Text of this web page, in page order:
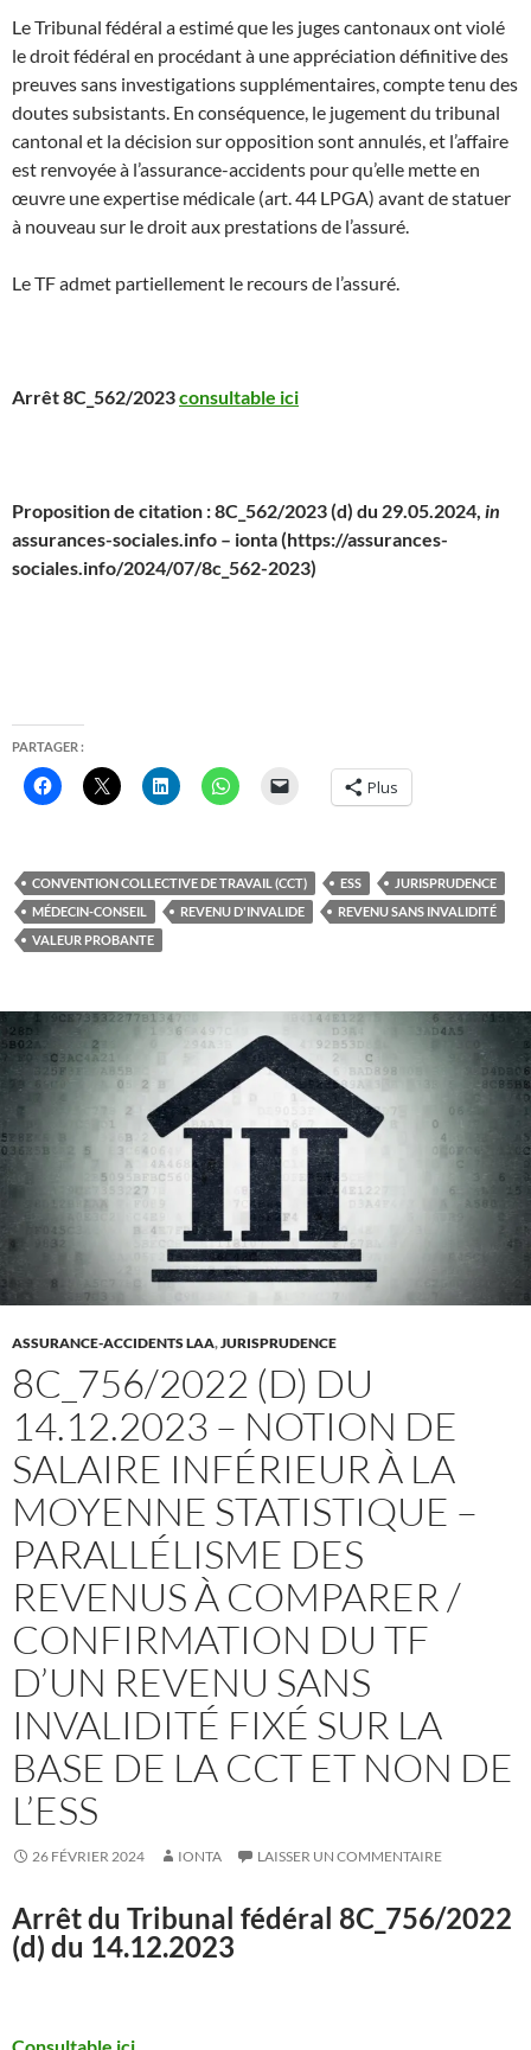
Le Tribunal fédéral a estimé que les juges cantonaux ont violé
le droit fédéral en procédant à une appréciation définitive des
preuves sans investigations supplémentaires, compte tenu des
doutes subsistants. En conséquence, le jugement du tribunal
cantonal et la décision sur opposition sont annulés, et l’affaire
est renvoyée à l’assurance-accidents pour qu’elle mette en
œuvre une expertise médicale (art. 44 LPGA) avant de statuer
à nouveau sur le droit aux prestations de l’assuré.
Le TF admet partiellement le recours de l’assuré.
Arrêt 8C_562/2023consultable ici
Proposition de citation : 8C_562/2023 (d) du 29.05.2024, in
assurances-sociales.info – ionta (https://assurances-
sociales.info/2024/07/8c_562-2023)
PARTAGER :
Plus
CONVENTION COLLECTIVE DE TRAVAIL (CCT) ESS
JURISPRUDENCE
MÉDECIN-CONSEIL
REVENU D'INVALIDE
REVENU SANS INVALIDITÉ
VALEUR PROBANTE
ASSURANCE-ACCIDENTS LAA,JURISPRUDENCE
8C_756/2022 (D) DU
14.12.2023 – NOTION DE
SALAIRE INFÉRIEUR À LA
MOYENNE STATISTIQUE –
PARALLÉLISME DES
REVENUS À COMPARER /
CONFIRMATION DU TF
D’UN REVENU SANS
INVALIDITÉ FIXÉ SUR LA
BASE DE LA CCT ET NON DE
L’ESS
26 FÉVRIER 2024 IONTA LAISSER UN COMMENTAIRE
Arrêt du Tribunal fédéral 8C_756/2022
(d) du 14.12.2023
Consultable ici